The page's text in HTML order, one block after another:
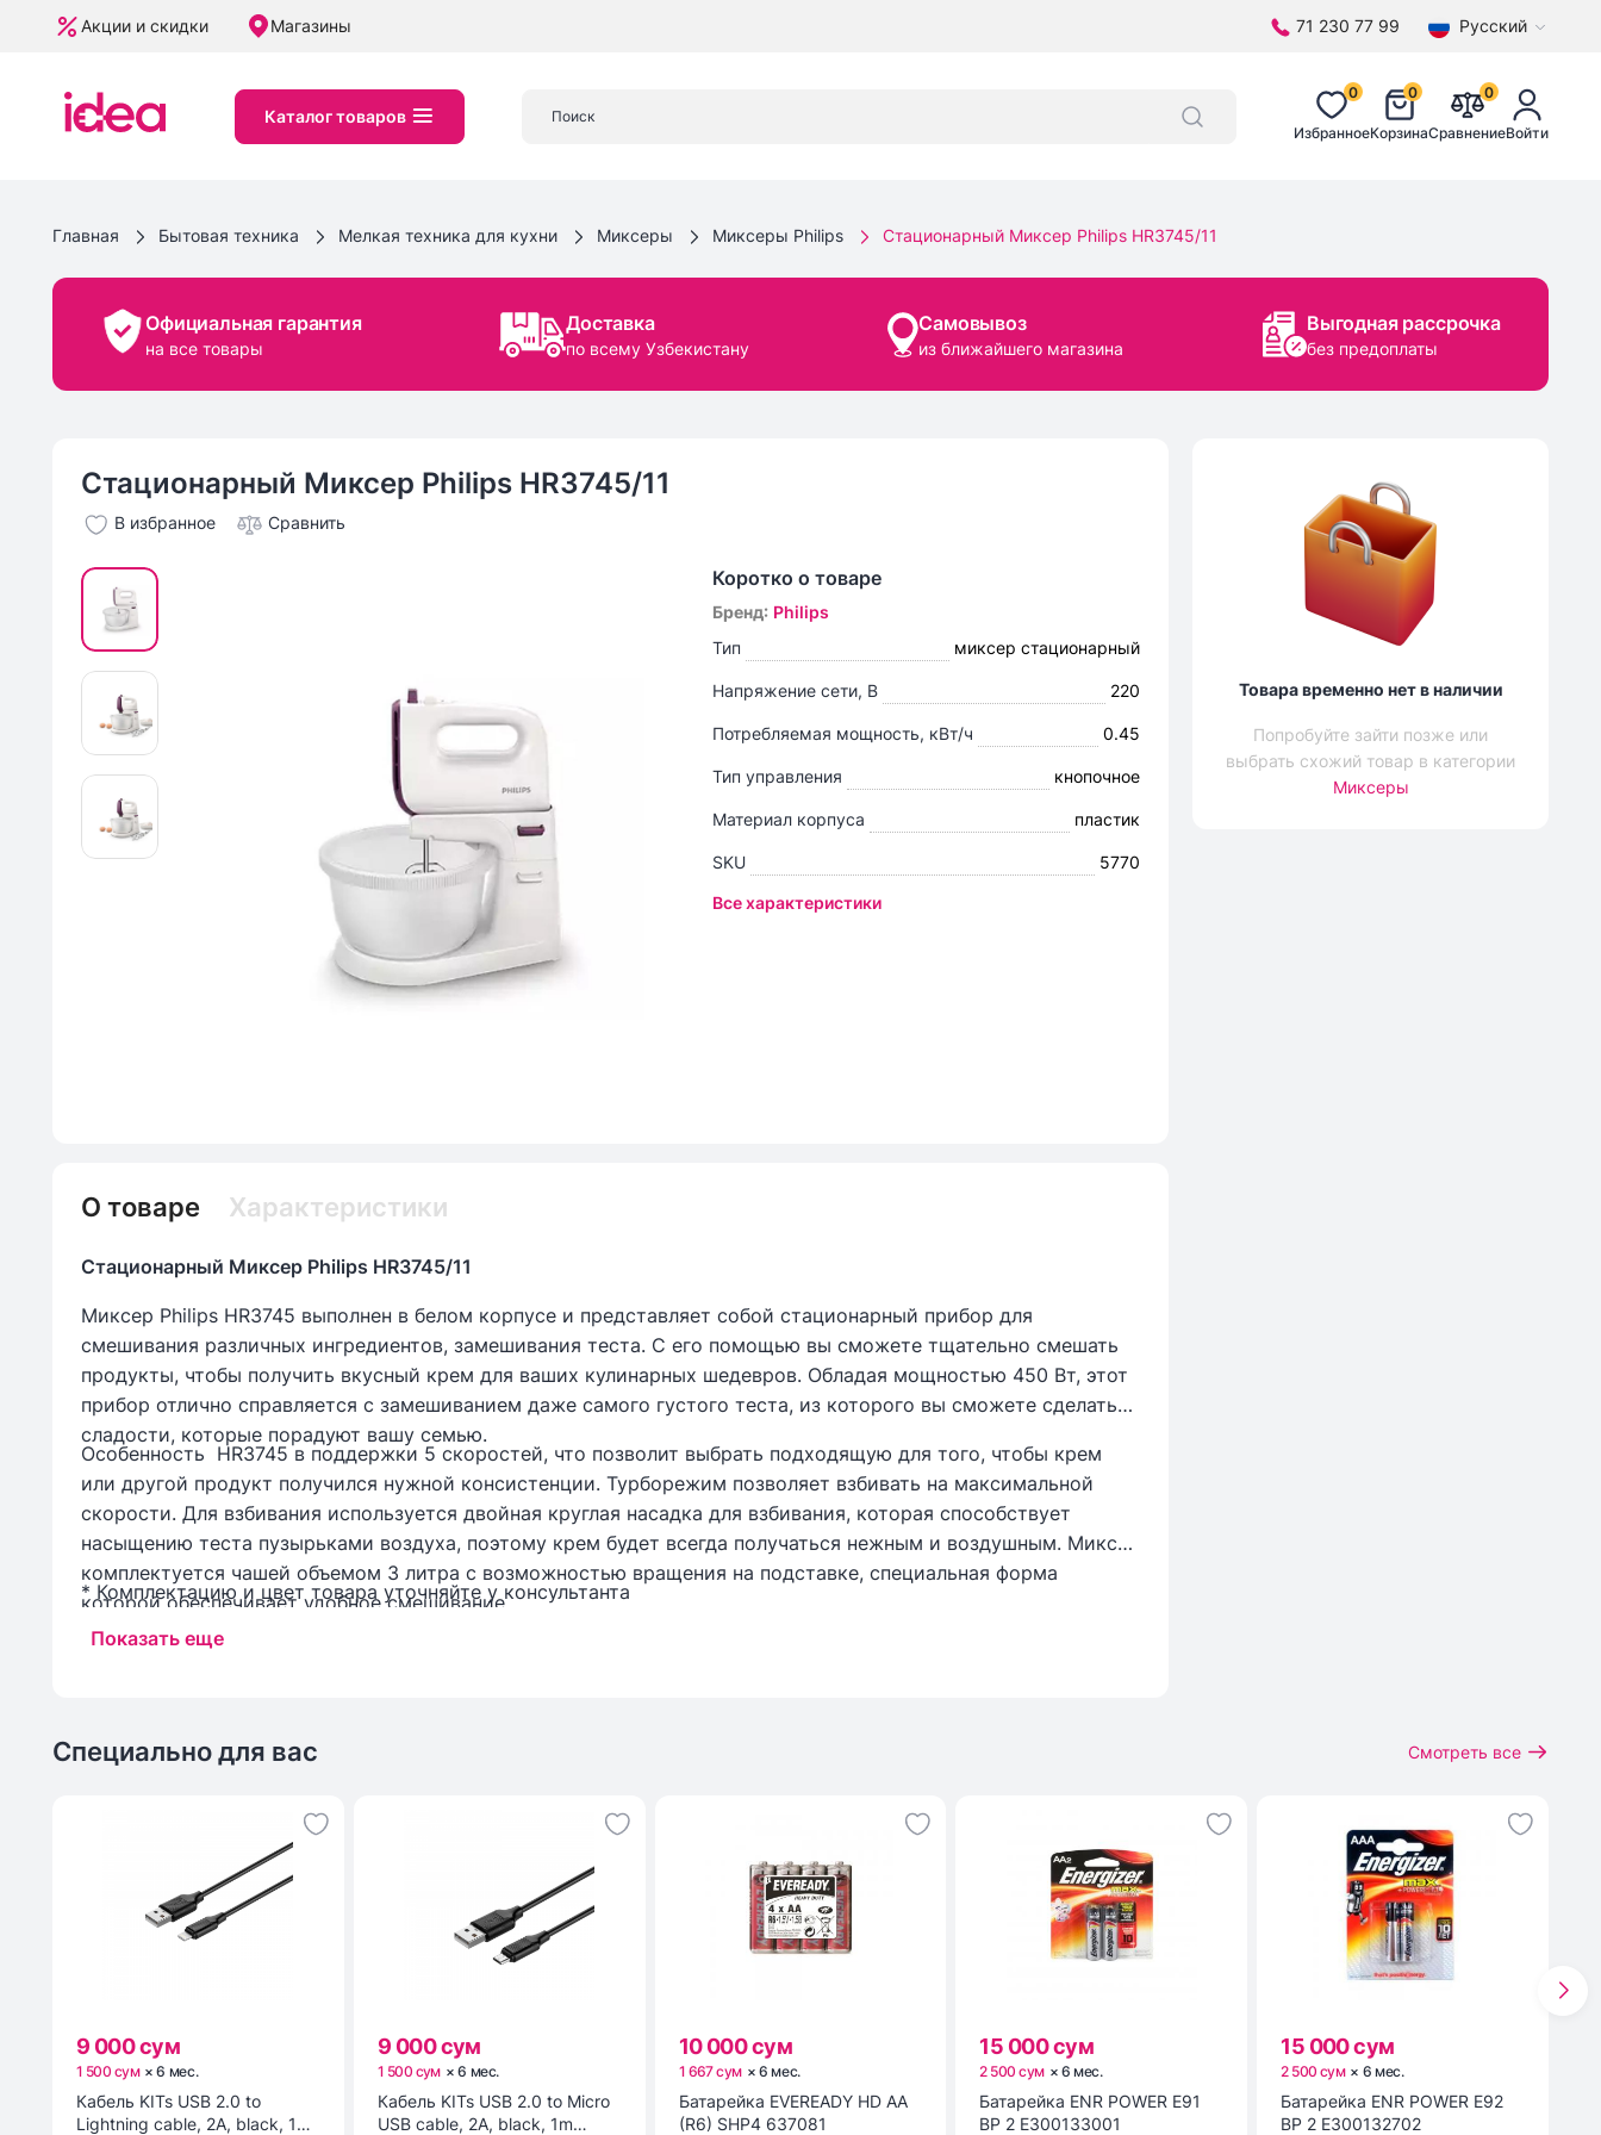
Акции и скидки Магазины 71 230 77 99 Русский
Каталог товаров
0
Избранное
0
Корзина
0
СравнениеВойти
Главная Бытовая техника Мелкая техника для кухни Миксеры Миксеры Philips Стационарный Миксер Philips HR3745/11
Официальная гарантия
на все товары
Доставка
по всему Узбекистану
Самовывоз
из ближайшего магазина
Выгодная рассрочка
без предоплаты
Стационарный Миксер Philips HR3745/11
В избранное Сравнить
Коротко о товаре
Бренд: Philips
Тип
миксер стационарный
Напряжение сети, В 220
Потребляемая мощность, кВт/ч 0.45
Тип управления кнопочное
Материал корпуса пластик
SKU
5770
Все характеристики
Товара временно нет в наличии
Попробуйте зайти позже или
выбрать схожий товар в категории
Миксеры
О товаре Характеристики
Стационарный Миксер Philips HR3745/11
Миксер Philips HR3745 выполнен в белом корпусе и представляет собой стационарный прибор для
смешивания различных ингредиентов, замешивания теста. С его помощью вы сможете тщательно смешать
продукты, чтобы получить вкусный крем для ваших кулинарных шедевров. Обладая мощностью 450 Вт, этот
прибор отлично справляется с замешиванием даже самого густого теста, из которого вы сможете сделать
сладости, которые порадуют вашу семью.
Особенность HR3745 в поддержки 5 скоростей, что позволит выбрать подходящую для того, чтобы крем
или другой продукт получился нужной консистенции. Турборежим позволяет взбивать на максимальной
скорости. Для взбивания используется двойная круглая насадка для взбивания, которая способствует
насыщению теста пузырьками воздуха, поэтому крем будет всегда получаться нежным и воздушным. Миксер
комплектуется чашей объемом 3 литра с возможностью вращения на подставке, специальная форма
которой обеспечивает удобное смешивание.
* Комплектацию и цвет товара уточняйте у консультанта
Показать еще
Специально для вас Смотреть все
9 000 сум
1 500 сум ×6 мес.
Кабель KITs USB 2.0 to
Lightning cable, 2A, black, 1m
9 000 сум
1 500 сум ×6 мес.
Кабель KITs USB 2.0 to Micro
USB cable, 2A, black, 1m
10 000 сум
1 667 сум ×6 мес.
Батарейка EVEREADY HD AA
(R6) SHP4 637081
15 000 сум
2 500 сум × 6 мес.
Батарейка ENR POWER E91
BP 2 E300133001
15 000 сум
2 500 сум × 6 мес.
Батарейка ENR POWER E92
BP 2 E300132702